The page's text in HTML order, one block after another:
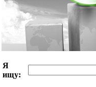
Я
ищу: